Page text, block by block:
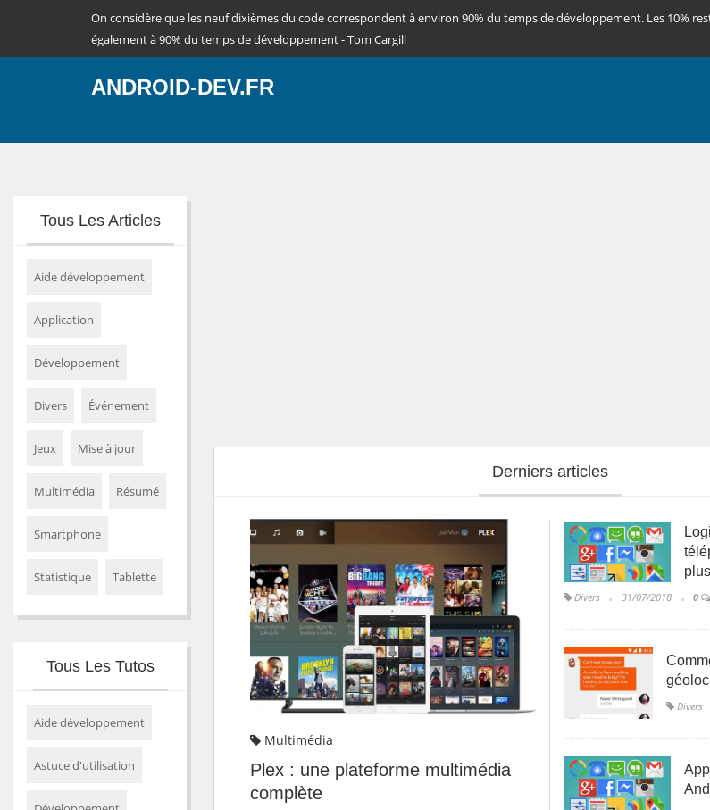
On considère que les neuf dixièmes du code correspondent à environ 90% du temps de développement. Les 10%
également à 90% du temps de développement - Tom Cargill
ANDROID-DEV.FR
Tous Les Articles
Aide développement
Application
Développement
Divers Événement
Jeux Mise à jour
Multimédia Résumé
Smartphone
Statistique Tablette
Tous Les Tutos
Aide développement
Astuce d'utilisation
Derniers articles
Multimédia
Plex : une plateforme multimédia
complète
Divers 31/07/2018 0
Divers